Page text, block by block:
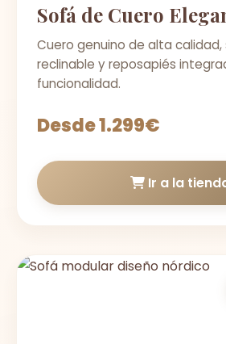
Sofá de Cuero
Cuero genuino de alta
reclinable y reposapiés
funcionalidad.
Desde 1.299€
Ir a la